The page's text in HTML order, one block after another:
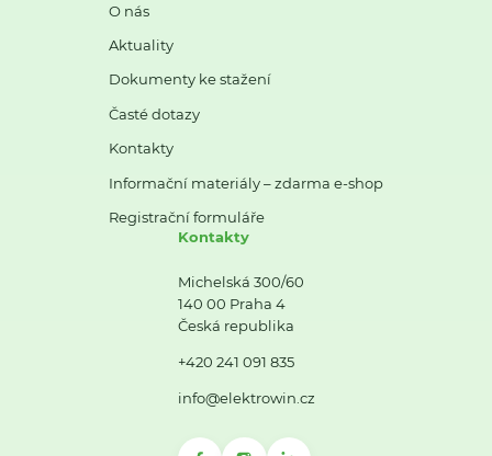
O nás
Aktuality
Dokumenty ke stažení
Časté dotazy
Kontakty
Informační materiály – zdarma e-shop
Registrační formuláře
Kontakty
Michelská 300/60
140 00 Praha 4
Česká republika
+420 241 091 835
info@elektrowin.cz